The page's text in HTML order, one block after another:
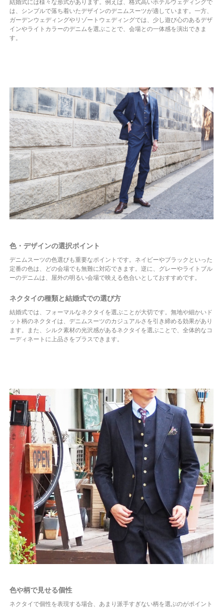
結婚式には様々な形式があります。例えば、格式高いホテルウェディングで
は、シンプルで落ち着いたデザインのデニムスーツが適しています。一方、
ガーデンウェディングやリゾートウェディングでは、少し遊び心のあるデザ
インやライトカラーのデニムを選ぶことで、会場との一体感を演出できま
す。
色・デザインの選択ポイント
デニムスーツの色選びも重要なポイントです。ネイビーやブラックといった
定番の色は、どの会場でも無難に対応できます。逆に、グレーやライトブル
ーのデニムは、屋外の明るい会場で映える色合いとしておすすめです。
ネクタイの種類と結婚式での選び方
結婚式では、フォーマルなネクタイを選ぶことが大切です。無地や細かいド
ット柄のネクタイは、デニムスーツのカジュアルさを引き締める効果があり
ます。また、シルク素材の光沢感があるネクタイを選ぶことで、全体的なコ
ーディネートに上品さをプラスできます。
色や柄で見せる個性
ネクタイで個性を表現する場合、あまり派手すぎない柄を選ぶのがポイント